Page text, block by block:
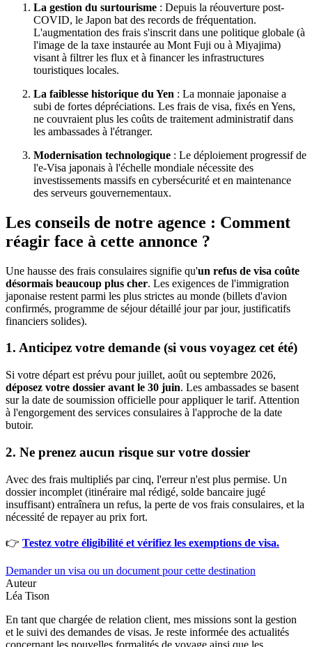
La gestion du surtourisme : Depuis la réouverture post-
COVID, le Japon bat des records de fréquentation.
L'augmentation des frais s'inscrit dans une politique globale (à
l'image de la taxe instaurée au Mont Fuji ou à Miyajima)
visant à filtrer les flux et à financer les infrastructures
touristiques locales.
La faiblesse historique du Yen : La monnaie japonaise a
subi de fortes dépréciations. Les frais de visa, fixés en Yens,
ne couvraient plus les coûts de traitement administratif dans
les ambassades à l'étranger.
Modernisation technologique : Le déploiement progressif de
l'e-Visa japonais à l'échelle mondiale nécessite des
investissements massifs en cybersécurité et en maintenance
des serveurs gouvernementaux.
Les conseils de notre agence : Comment
réagir face à cette annonce ?
Une hausse des frais consulaires signifie qu'un refus de visa coûte
désormais beaucoup plus cher. Les exigences de l'immigration
japonaise restent parmi les plus strictes au monde (billets d'avion
confirmés, programme de séjour détaillé jour par jour, justificatifs
financiers solides).
1. Anticipez votre demande (si vous voyagez cet été)
Si votre départ est prévu pour juillet, août ou septembre 2026,
déposez votre dossier avant le 30 juin. Les ambassades se basent
sur la date de soumission officielle pour appliquer le tarif. Attention
à l'engorgement des services consulaires à l'approche de la date
butoir.
2. Ne prenez aucun risque sur votre dossier
Avec des frais multipliés par cinq, l'erreur n'est plus permise. Un
dossier incomplet (itinéraire mal rédigé, solde bancaire jugé
insuffisant) entraînera un refus, la perte de vos frais consulaires, et la
nécessité de repayer au prix fort.
👉 Testez votre éligibilité et vérifiez les exemptions de visa.
Demander un visa ou un document pour cette destination
Auteur
Léa Tison
En tant que chargée de relation client, mes missions sont la gestion
et le suivi des demandes de visas. Je reste informée des actualités
concernant les nouvelles formalités de voyage ainsi que les